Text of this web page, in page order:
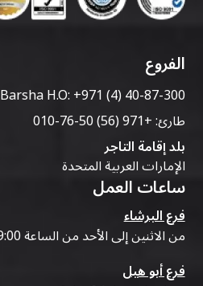
الفروع
Barsha H.O:+971 (4) 40-87-300
طارئ:+971 (56) 50-76-010
بلد إقامة التاجر
الإمارات العربية المتحدة
ساعات العمل
فرع البرشاء
من الاثنين إلى الأحد من الساعة 9:00 صباحًا حتى 07:00 مساءً
فرع أبو هيل